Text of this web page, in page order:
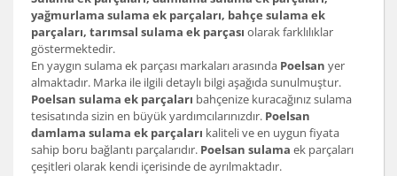
yağmurlama sulama ek parçaları, bahçe sulama ek
parçaları, tarımsal sulama ek parçası olarak farklılıklar
göstermektedir.
En yaygın sulama ek parçası markaları arasında Poelsan yer
almaktadır. Marka ile ilgili detaylı bilgi aşağıda sunulmuştur.
Poelsan sulama ek parçaları bahçenize kuracağınız sulama
tesisatında sizin en büyük yardımcılarınızdır. Poelsan
damlama sulama ek parçaları kaliteli ve en uygun fiyata
sahip boru bağlantı parçalarıdır. Poelsan sulama ek parçaları
çeşitleri olarak kendi içerisinde de ayrılmaktadır.